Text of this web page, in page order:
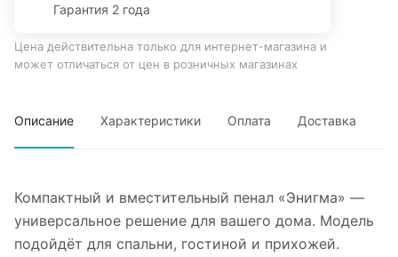
Гарантия 2 года
Цена действительна только для интернет-магазина и
может отличаться от цен в розничных магазинах
Описание Характеристики Оплата Доставка
Компактный и вместительный пенал «Энигма» —
универсальное решение для вашего дома. Модель
подойдёт для спальни, гостиной и прихожей.